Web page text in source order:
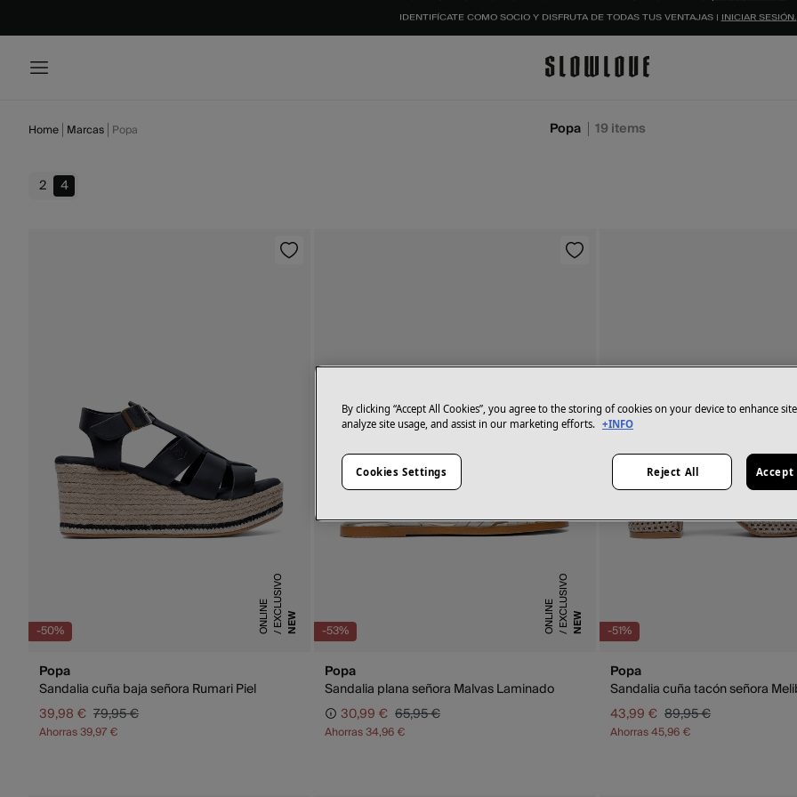
IDENTIFÍCATE COMO SOCIO Y DISFRUTA DE TODAS TUS VENTAJAS |INICIAR SESIÓN.
Home Marcas Popa Popa 19 items
2 4
-50% NEW
E
X
C
L
U
S
I
V
O
O
N
L
I
N
E
Popa
Sandalia cuña baja señora Rumari Piel
39,98 € 79,95 €
Ahorras39,97 €
-53% NEW
E
X
C
L
U
S
I
V
O
O
N
L
I
N
E
Popa
Sandalia plana señora Malvas Laminado
30,99 € 65,95 €
Ahorras34,96 €
-51%
Popa
Sandalia cuña tacón señora
43,99 € 89,95 €
Ahorras45,96 €
By clicking “Accept All Cookies”, you agree to the storing of cookies on your device to enhance
analyze site usage, and assist in our marketing efforts. +INFO
Cookies Settings Reject All Accept